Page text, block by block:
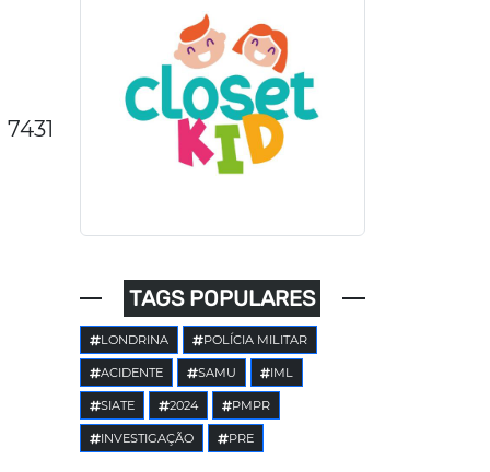
7431
TAGS POPULARES
LONDRINA POLÍCIA MILITAR
ACIDENTE SAMU IML
SIATE 2024 PMPR
INVESTIGAÇÃO PRE